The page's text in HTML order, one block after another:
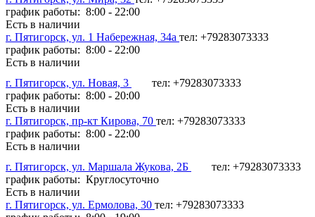
график работы: 8:00 - 22:00
Есть в наличии
г. Пятигорск, ул. 1 Набережная, 34а тел: +79283073333
график работы: 8:00 - 22:00
Есть в наличии
г. Пятигорск, ул. Новая, 3
тел: +79283073333
график работы: 8:00 - 20:00
Есть в наличии
г. Пятигорск, пр-кт Кирова, 70 тел: +79283073333
график работы: 8:00 - 22:00
Есть в наличии
г. Пятигорск, ул. Маршала Жукова, 2Б
тел: +79283073333
график работы: Круглосуточно
Есть в наличии
г. Пятигорск, ул. Ермолова, 30 тел: +79283073333